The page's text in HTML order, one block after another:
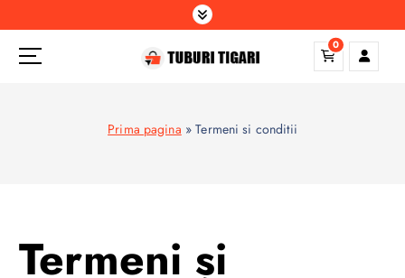
k
0
Prima pagina »Termeni si conditii
Termeni și